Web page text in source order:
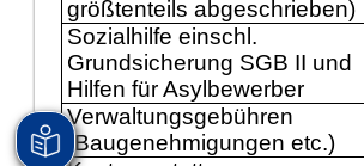
größtenteils abgeschrieben)
Sozialhilfe einschl.
Grundsicherung SGB II und
Hilfen für Asylbewerber
Verwaltungsgebühren
(Baugenehmigungen etc.)